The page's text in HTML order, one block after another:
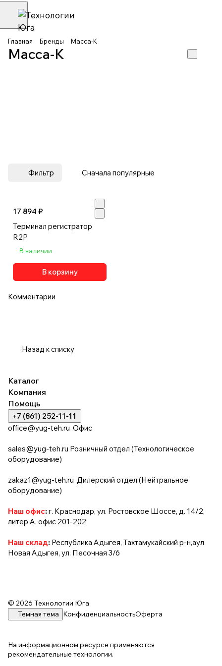
Главная Бренды Масса-К
Масса-К
Фильтр Сначала популярные
17 894 ₽
Терминал регистратор
R2P
В наличии
В корзину
Комментарии
Назад к списку
Каталог
Компания
Помощь
+7 (861) 252-11-11
office@yug-teh.ru Офис
sales@yug-teh.ru Розничный отдел (Технологическое
оборудование)
zakaz1@yug-teh.ru Дилерский отдел (Нейтральное
оборудование)
Наш офис: г. Краснодар, ул. Ростовское Шоссе, д. 14/2,
литер А, офис 201-202
Наш склад: Республика Адыгея, Тахтамукайский р-н,аул
Новая Адыгея, ул. Песочная 3/6
© 2026 Технологии Юга
Темная тема КонфиденциальностьОферта
На информационном ресурсе применяются
рекомендательные технологии.